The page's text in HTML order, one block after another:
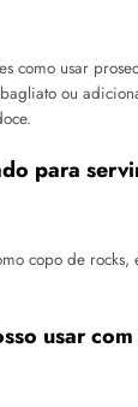
como usar
ou
para
copo de
usar